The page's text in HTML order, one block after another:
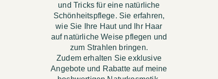
und Tricks für eine natürliche
Schönheitspflege. Sie erfahren,
wie Sie Ihre Haut und Ihr Haar
auf natürliche Weise pflegen und
zum Strahlen bringen.
Zudem erhalten Sie exklusive
Angebote und Rabatte auf meine